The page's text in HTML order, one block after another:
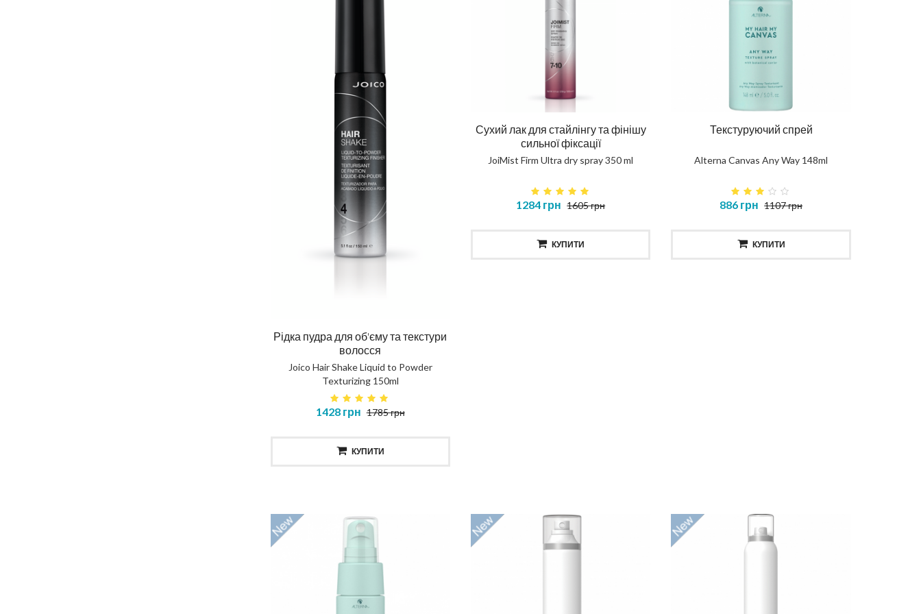
Рідка пудра для об'єму та текстури
волосся
Joico Hair Shake Liquid to Powder
Texturizing 150ml
1428 грн 1785 грн
КУПИТИ
Сухий лак для стайлінгу та фінішу
сильної фіксації
JoiMist Firm Ultra dry spray 350 ml
1284 грн 1605 грн
КУПИТИ
Текстуруючий спрей
Alterna Canvas Any Way 148ml
886 грн 1107 грн
КУПИТИ